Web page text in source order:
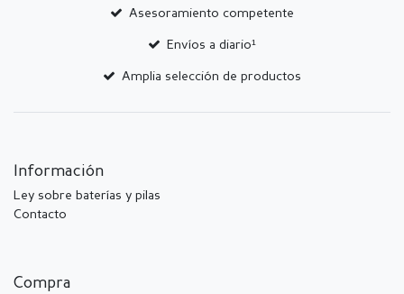
Asesoramiento competente
Envíos a diario¹
Amplia selección de productos
Información
Ley sobre baterías y pilas
Contacto
Compra